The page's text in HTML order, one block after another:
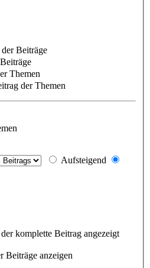
Beiträge
Themen
der Themen
Aufsteigend
komplette Beitrag angezeigt
Beiträge anzeigen